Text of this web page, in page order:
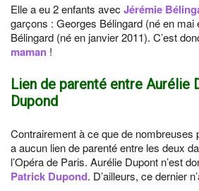
Elle a eu 2 enfants avec Jérémie
garçons : Georges Bélingard (né en mai
Bélingard (né en janvier 2011). C’est
maman !
Lien de parenté entre Aurélie
Dupond
Contrairement à ce que de nombreuses
a aucun lien de parenté entre les deux
l’Opéra de Paris. Aurélie Dupont n’est
Patrick Dupond. D’ailleurs, ce dernier